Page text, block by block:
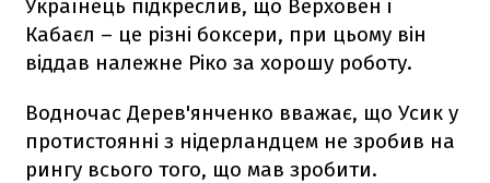
Українець підкреслив, що Верховен і
Кабаєл – це різні боксери, при цьому він
віддав належне Ріко за хорошу роботу.
Водночас Дерев'янченко вважає, що Усик у
протистоянні з нідерландцем не зробив на
рингу всього того, що мав зробити.